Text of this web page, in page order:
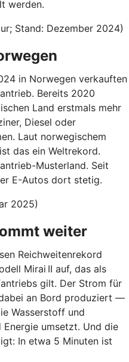
werden.
Stand: Dezember 2024)
in Norwegen verkauften
Bereits 2020
Land erstmals mehr
Diesel oder
Laut norwegischem
das ein Weltrekord.
Musterland. Seit
E-Autos dort stetig.
2025)
weiter
Reichweitenrekord
Mirai II auf, das als
gilt. Der Strom für
an Bord produziert —
Wasserstoff und
Energie umsetzt. Und die
In etwa 5 Minuten ist